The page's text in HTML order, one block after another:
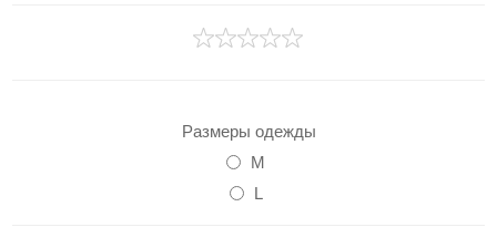
Размеры одежды
M
L